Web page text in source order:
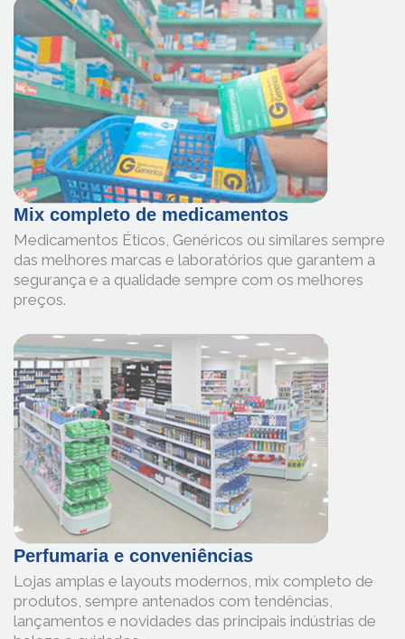
Mix completo de medicamentos
Medicamentos Éticos, Genéricos ou similares sempre
das melhores marcas e laboratórios que garantem a
segurança e a qualidade sempre com os melhores
preços.
Perfumaria e conveniências
Lojas amplas e layouts modernos, mix completo de
produtos, sempre antenados com tendências,
lançamentos e novidades das principais indústrias de